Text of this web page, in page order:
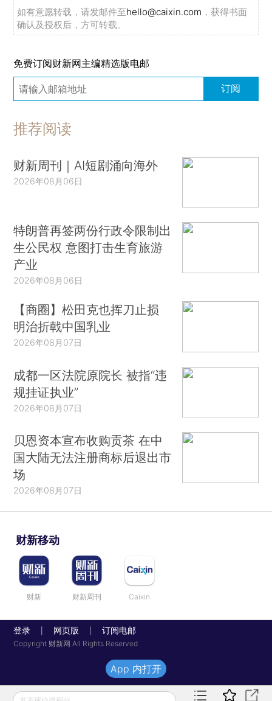
如有意愿转载，请发邮件至hello@caixin.com ，获得书面
确认及授权后，方可转载。
免费订阅财新网主编精选版电邮
订阅
推荐阅读
财新周刊｜AI短剧涌向海外
2026年08月06日
特朗普再签两份行政令限制出
生公民权 意图打击生育旅游
产业
2026年08月06日
【商圈】松田克也挥刀止损
明治折戟中国乳业
2026年08月07日
成都一区法院原院长 被指“违
规挂证执业”
2026年08月07日
贝恩资本宣布收购贡茶 在中
国大陆无法注册商标后退出市
场
2026年08月07日
财新移动
财新 财新周刊 Caixin
登录 网页版 订阅电邮
Copyright 财新网 All Rights Reserved
App 内打开